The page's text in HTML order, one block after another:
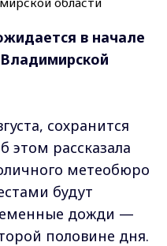
в начале
сохранится
этом рассказала
метеобюро
будут
дожди —
половине дня.